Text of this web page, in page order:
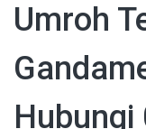
Umroh
Hubungi